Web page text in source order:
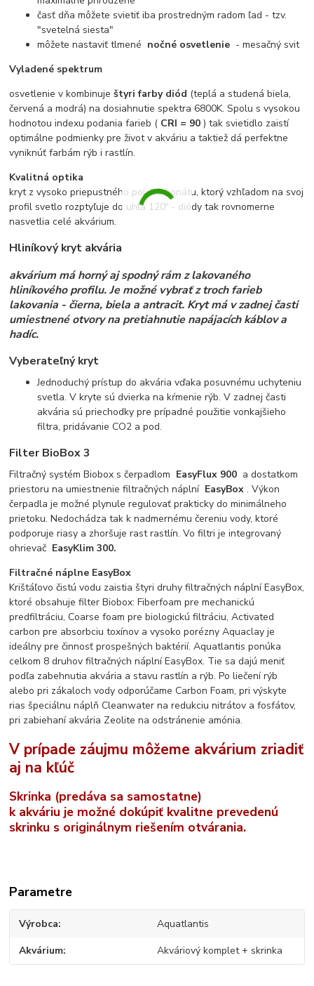
časť dňa môžete svietiť iba prostredným radom ľad - tzv.
"svetelná siesta"
môžete nastaviť tlmené nočné osvetlenie - mesačný svit
Vyladené spektrum
osvetlenie v kombinuještyri farby diód (teplá a studená biela,
červená a modrá) na dosiahnutie spektra 6800K. Spolu s vysokou
hodnotou indexu podania farieb ( CRI = 90 ) tak svietidlo zaistí
optimálne podmienky pre život v akváriu a taktiež dá perfektne
vyniknúť farbám rýb i rastlín.
Kvalitná optika
kryt z vysoko priepustného polykarbonátu, ktorý vzhľadom na svoj
profil svetlo rozptyľuje do uhla 120º - diódy tak rovnomerne
nasvetlia celé akvárium.
Hliníkový kryt akvária
akvárium má horný aj spodný rám z lakovaného
hliníkového profilu. Je možné vybrať z troch farieb
lakovania - čierna, biela a antracit. Kryt má v zadnej časti
umiestnené otvory na pretiahnutie napájacích káblov a
hadíc.
Vyberateľný kryt
Jednoduchý prístup do akvária vďaka posuvnému uchyteniu
svetla. V kryte sú dvierka na kŕmenie rýb. V zadnej časti
akvária sú priechodky pre prípadné použitie vonkajšieho
filtra, pridávanie CO2 a pod.
Filter BioBox 3
Filtračný systém Biobox s čerpadlom EasyFlux 900 a dostatkom
priestoru na umiestnenie filtračných náplní EasyBox . Výkon
čerpadla je možné plynule regulovať prakticky do minimálneho
prietoku. Nedochádza tak k nadmernému čereniu vody, ktoré
podporuje riasy a zhoršuje rast rastlín. Vo filtri je integrovaný
ohrievač EasyKlim 300.
Filtračné náplne EasyBox
Krištáľovo čistú vodu zaistia štyri druhy filtračných náplní EasyBox,
ktoré obsahuje filter Biobox: Fiberfoam pre mechanickú
predfiltráciu, Coarse foam pre biologickú filtráciu, Activated
carbon pre absorbciu toxínov a vysoko porézny Aquaclay je
ideálny pre činnosť prospešných baktérií. Aquatlantis ponúka
celkom 8 druhov filtračných náplní EasyBox. Tie sa dajú meniť
podľa zabehnutia akvária a stavu rastlín a rýb. Po liečení rýb
alebo pri zákaloch vody odporúčame Carbon Foam, pri výskyte
rias špeciálnu náplň Cleanwater na redukciu nitrátov a fosfátov,
pri zabiehaní akvária Zeolite na odstránenie amónia.
V prípade záujmu môžeme akvárium zriadiť
aj na kľúč
Skrinka (predáva sa samostatne)
k akváriu je možné dokúpiť kvalitne prevedenú
skrinku s originálnym riešením otvárania.
Parametre
Výrobca Aquatlantis
Akvárium Akváriový komplet + skrinka